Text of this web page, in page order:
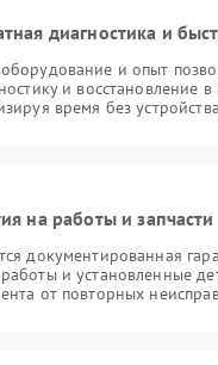
диагностика и
и опыт
и восстановление
время без устройства
на работы и запчасти
документированная
и установленные
от повторных